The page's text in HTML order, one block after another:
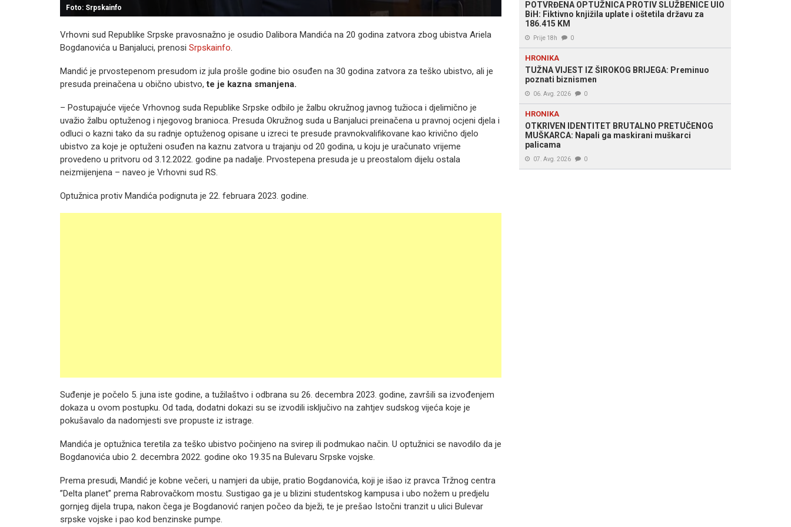
Foto: Srpskainfo
Vrhovni sud Republike Srpske pravosnažno je osudio Dalibora Mandića na 20 godina zatvora zbog ubistva Ariela
Bogdanovića u Banjaluci, prenosi Srpskainfo.
Mandić je prvostepenom presudom iz jula prošle godine bio osuđen na 30 godina zatvora za teško ubistvo, ali je
presuda preinačena u obično ubistvo,te je kazna smanjena.
– Postupajuće vijeće Vrhovnog suda Republike Srpske odbilo je žalbu okružnog javnog tužioca i djelimično je
uvažio žalbu optuženog i njegovog branioca. Presuda Okružnog suda u Banjaluci preinačena u pravnoj ocjeni djela i
odluci o kazni tako da su radnje optuženog opisane u izreci te presude pravnokvalifikovane kao krivično djelo
ubistvo za koje je optuženi osuđen na kaznu zatvora u trajanju od 20 godina, u koju je uračunato vrijeme
provedeno u pritvoru od 3.12.2022. godine pa nadalje. Prvostepena presuda je u preostalom dijelu ostala
neizmijenjena – naveo je Vrhovni sud RS.
Optužnica protiv Mandića podignuta je 22. februara 2023. godine.
Suđenje je počelo 5. juna iste godine, a tužilaštvo i odbrana su 26. decembra 2023. godine, završili sa izvođenjem
dokaza u ovom postupku. Od tada, dodatni dokazi su se izvodili isključivo na zahtjev sudskog vijeća koje je
pokušavalo da nadomjesti sve propuste iz istrage.
Mandića je optužnica teretila za teško ubistvo počinjeno na svirep ili podmukao način. U optužnici se navodilo da je
Bogdanovića ubio 2. decembra 2022. godine oko 19.35 na Bulevaru Srpske vojske.
Prema presudi, Mandić je kobne večeri, u namjeri da ubije, pratio Bogdanovića, koji je išao iz pravca Tržnog centra
”Delta planet” prema Rabrovačkom mostu. Sustigao ga je u blizini studentskog kampusa i ubo nožem u predjelu
gornjeg dijela trupa, nakon čega je Bogdanović ranjen počeo da bježi, te je prešao Istočni tranzit u ulici Bulevar
srpske vojske i pao kod benzinske pumpe.
POTVRĐENA OPTUŽNICA PROTIV SLUŽBENICE UIO
BiH: Fiktivno knjižila uplate i oštetila državu za
186.415 KM
Prije 18h 0
HRONIKA
TUŽNA VIJEST IZ ŠIROKOG BRIJEGA: Preminuo
poznati biznismen
06. Avg. 2026 0
HRONIKA
OTKRIVEN IDENTITET BRUTALNO PRETUČENOG
MUŠKARCA: Napali ga maskirani muškarci
palicama
07. Avg. 2026 0